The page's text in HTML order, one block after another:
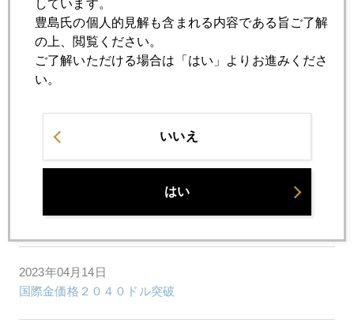
2023年04月19日
歴史的高値圏で迷走する国際金価格
有名人も大損したＡＴ１債とは
国際金価格、急落後、反発
2023年04月14日
国際金価格２０４０ドル突破
しています。
豊島氏の個人的見解も含まれる内容である旨ご了解
の上、閲覧ください。
ご了解いただける場合は「はい」よりお進みくださ
い。
いいえ
はい